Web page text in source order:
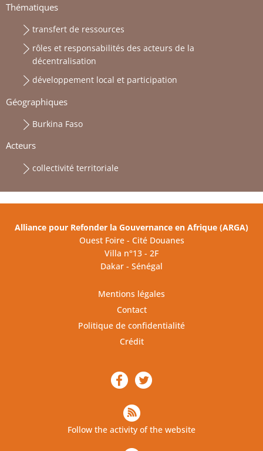
Thématiques
transfert de ressources
rôles et responsabilités des acteurs de la
décentralisation
développement local et participation
Géographiques
Burkina Faso
Acteurs
collectivité territoriale
Alliance pour Refonder la Gouvernance en Afrique (ARGA)
Ouest Foire - Cité Douanes
Villa n°13 - 2F
Dakar - Sénégal
Mentions légales
Contact
Politique de confidentialité
Crédit
Follow the activity of the website